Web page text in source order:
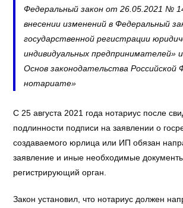
Федеральный закон от 26.05.2021 №
внесении изменений в Федеральный
государственной регистрации
индивидуальных предпринимателей»
Основ законодательства Российской
нотариате»
С 25 августа 2021 года нотариус после
подлинности подписи на заявлении о
создаваемого юрлица или ИП обязан
заявление и иные необходимые
регистрирующий орган.
Закон установил, что нотариус должен